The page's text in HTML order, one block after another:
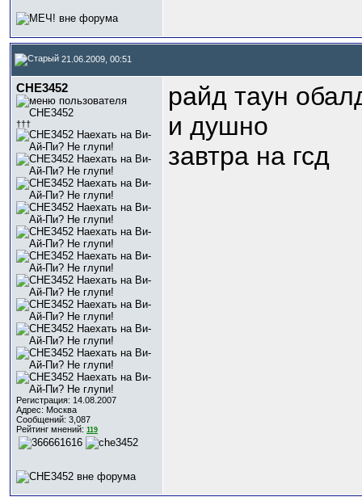
21.06.2009, 00:51
CHE3452
†††
Регистрация: 14.08.2007
Адрес: Москва
Сообщений: 3,087
Рейтинг мнений: 119
райд таун
и душно
завтра на гсд